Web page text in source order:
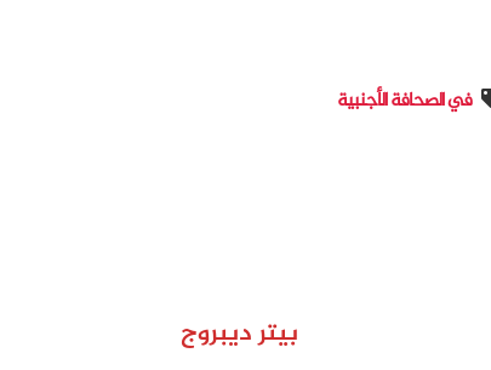
في الصحافة الأجنبية
بيتر ديبروج